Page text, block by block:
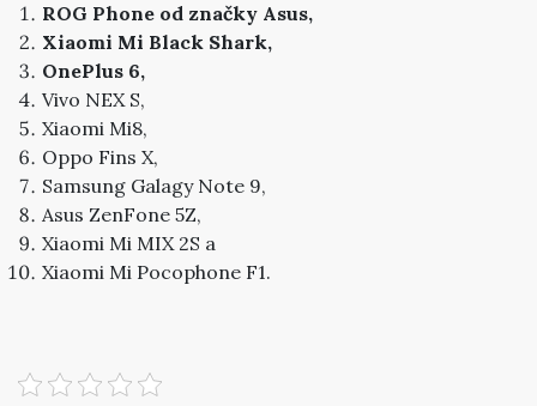
ROG Phone od značky Asus,
Xiaomi Mi Black Shark,
OnePlus 6,
Vivo NEX S,
Xiaomi Mi8,
Oppo Fins X,
Samsung Galagy Note 9,
Asus ZenFone 5Z,
Xiaomi Mi MIX 2S a
Xiaomi Mi Pocophone F1.